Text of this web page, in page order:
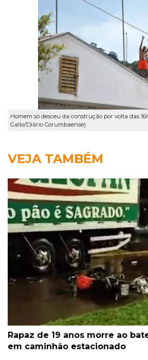
Homem só desceu da construção por volta das
Gallo/Diário Corumbaense)
VEJA TAMBÉM
Rapaz de 19 anos morre ao
em caminhão estacionado